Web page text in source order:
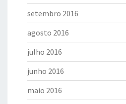
setembro 2016
agosto 2016
julho 2016
junho 2016
maio 2016